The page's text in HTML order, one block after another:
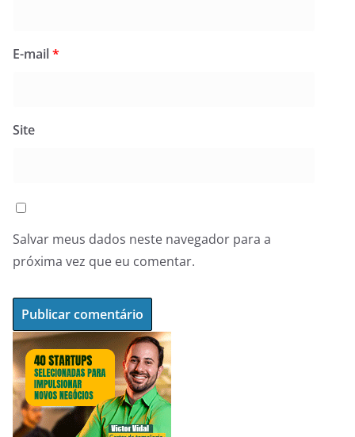
E-mail*
Site
Salvar meus dados neste navegador para a
próxima vez que eu comentar.